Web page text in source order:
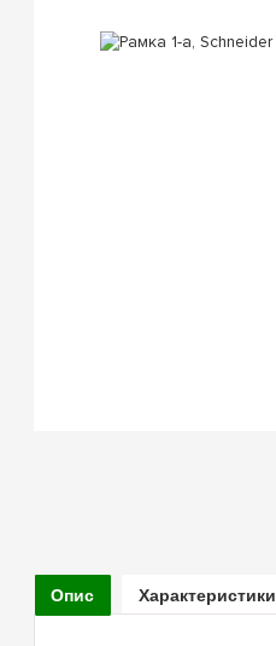
Опис Характеристики